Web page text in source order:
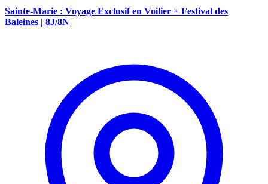
Sainte-Marie : Voyage Exclusif en Voilier + Festival des
Baleines | 8J/8N